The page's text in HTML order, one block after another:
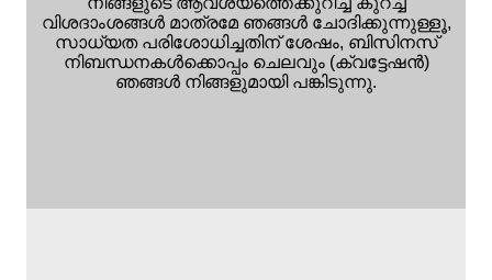
വിശദാംശങ്ങൾ മാത്രമേ ഞങ്ങൾ ചോദിക്കുന്നുള്ളൂ,
സാധ്യത പരിശോധിച്ചതിന് ശേഷം, ബിസിനസ്
നിബന്ധനകൾക്കൊപ്പം ചെലവും (ക്വട്ടേഷൻ)
ഞങ്ങൾ നിങ്ങളുമായി പങ്കിടുന്നു.